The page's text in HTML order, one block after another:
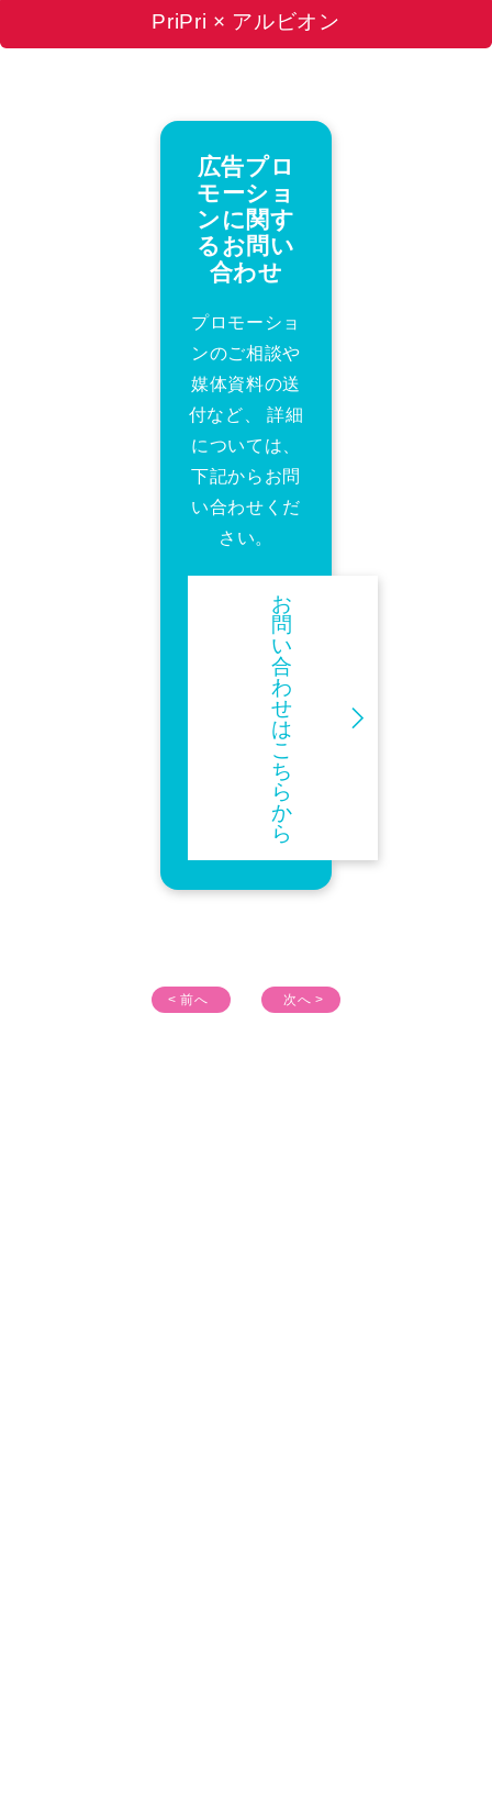
PriPri × アルビオン
広告プロ
モーショ
ンに関す
るお問い
合わせ
プロモーショ
ンのご相談や
媒体資料の送
付など、 詳細
については、
下記からお問
い合わせくだ
さい。
お
問
い
合
わ
せ
は
こ
ち
ら
か
ら
< 前へ 次へ >